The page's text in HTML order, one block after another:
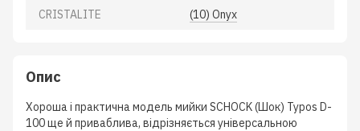
CRISTALITE (10) Onyx
Опис
Хороша і практична модель мийки SCHOCK (Шок) Typos D-
100 ще й приваблива, відрізняється універсальною